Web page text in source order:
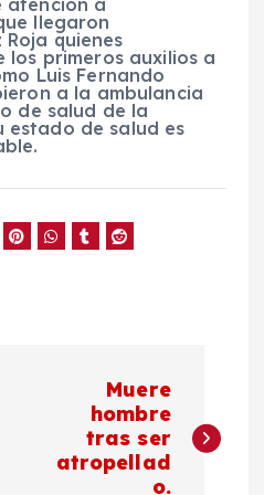
llegaron
quienes
primeros auxilios a
Luis Fernando
a la ambulancia
de salud de la
estado de salud es
Muere
hombre
tras ser
atropellad
o.